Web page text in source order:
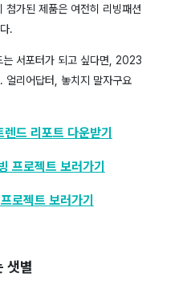
첨가된 제품은 여전히 리빙패션
.
는 서포터가 되고 싶다면, 2023
얼리어답터, 놓치지 말자구요
드 리포트 다운받기
프로젝트 보러가기
로젝트 보러가기
샛별